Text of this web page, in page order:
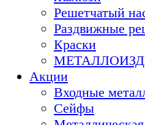
Решетчатый
Раздвижные
Краски
Акции
Входные
Сейфы